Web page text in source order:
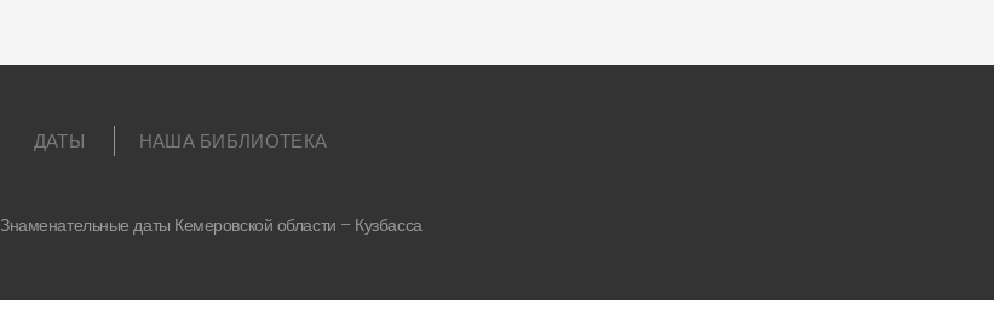
ДАТЫ НАША БИБЛИОТЕКА
Знаменательные даты Кемеровской области – Кузбасса